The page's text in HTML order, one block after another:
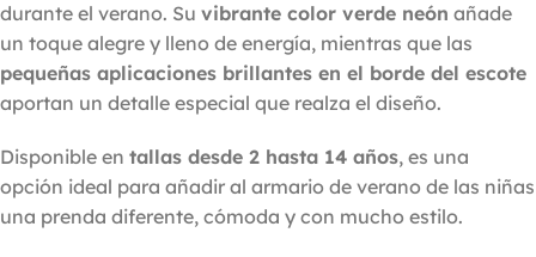
durante el verano. Su vibrante color verde neón añade
un toque alegre y lleno de energía, mientras que las
pequeñas aplicaciones brillantes en el borde del escote
aportan un detalle especial que realza el diseño.
Disponible en tallas desde 2 hasta 14 años, es una
opción ideal para añadir al armario de verano de las niñas
una prenda diferente, cómoda y con mucho estilo.